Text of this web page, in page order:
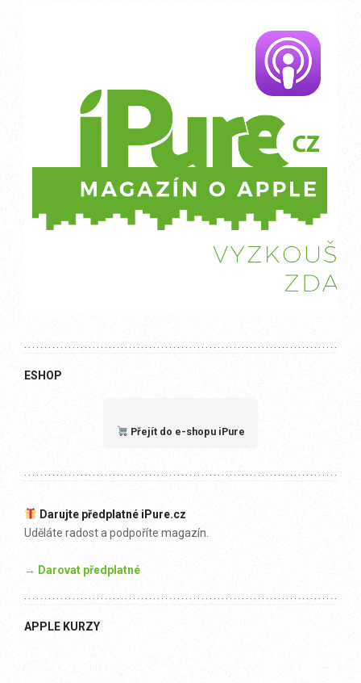
ESHOP
Přejít do e-shopu iPure
Darujte předplatné iPure.cz
Uděláte radost a podpoříte magazín.
→ Darovat předplatné
APPLE KURZY